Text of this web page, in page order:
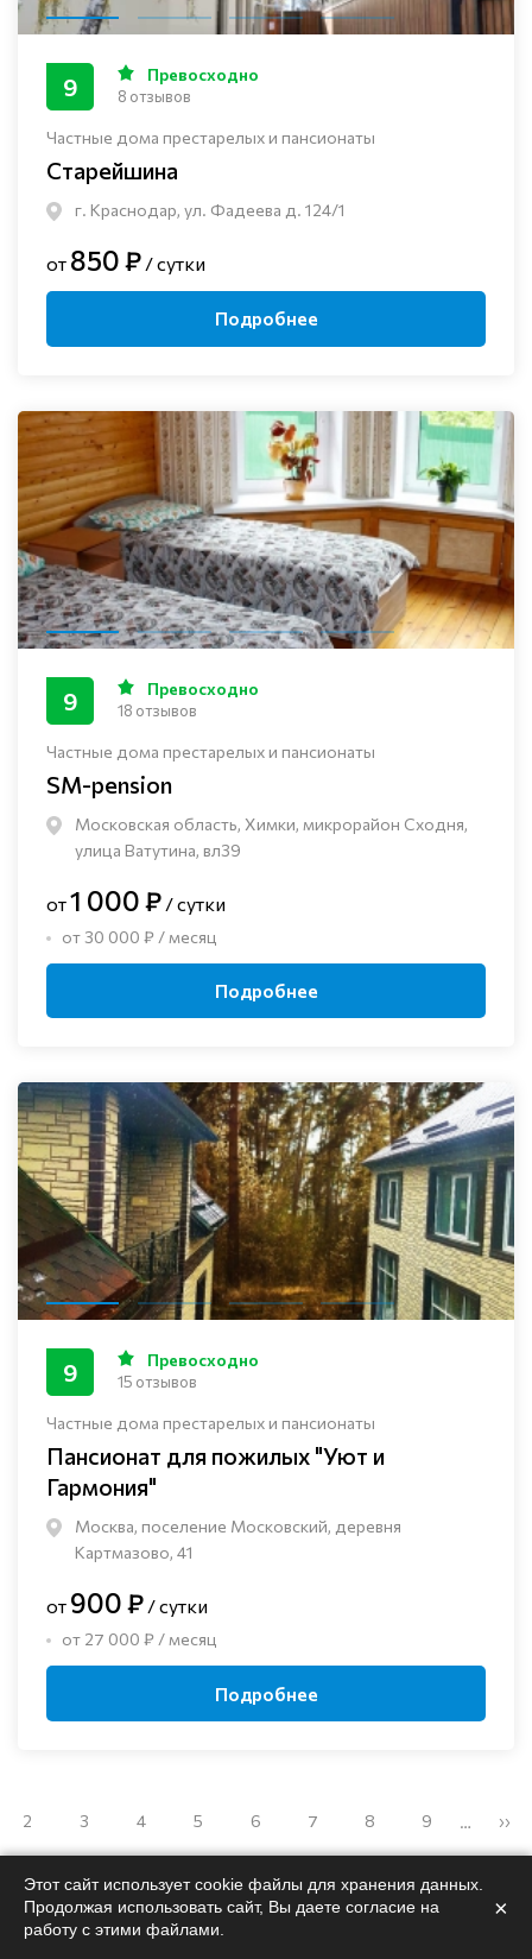
Частные дома престарелых и пансионаты
Старейшина
г. Краснодар, ул. Фадеева д. 124/1
9 Превосходно
8 отзывов
от 850 ₽ / сутки
Подробнее
Частные дома престарелых и пансионаты
SM-pension
Московская область, Химки, микрорайон Сходня,
улица Ватутина, вл39
9 Превосходно
18 отзывов
от1 000 ₽ / сутки
от 30 000 ₽ / месяц
Подробнее
Частные дома престарелых и пансионаты
Пансионат для пожилых "Уют и
Гармония"
Москва, поселение Московский, деревня
Картмазово, 41
9 Превосходно
15 отзывов
от 900 ₽ / сутки
от 27 000 ₽ / месяц
Подробнее
2 3 4 5 6 7 8 9 … ››
Этот сайт использует cookie файлы для хранения данных.
Продолжая использовать сайт, Вы даете согласие на
работу с этими файлами.
×